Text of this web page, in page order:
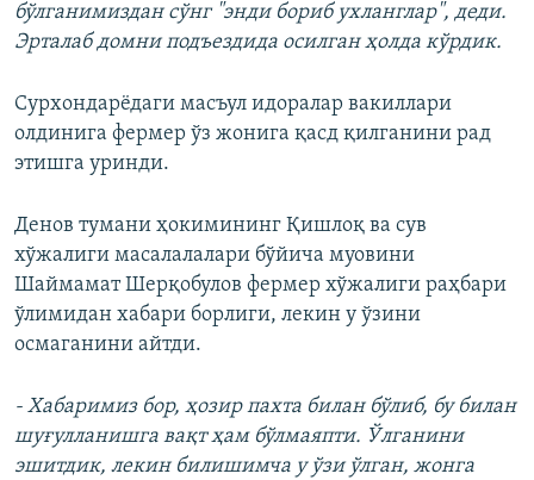
бўлганимиздан сўнг "энди бориб ухланглар", деди.
Эрталаб домни подъездида осилган ҳолда кўрдик.
Сурхондарёдаги масъул идоралар вакиллари
олдинига фермер ўз жонига қасд қилганини рад
этишга уринди.
Денов тумани ҳокимининг Қишлоқ ва сув
хўжалиги масалалалари бўйича муовини
Шаймамат Шерқобулов фермер хўжалиги раҳбари
ўлимидан хабари борлиги, лекин у ўзини
осмаганини айтди.
- Хабаримиз бор, ҳозир пахта билан бўлиб, бу билан
шуғулланишга вақт ҳам бўлмаяпти. Ўлганини
эшитдик, лекин билишимча у ўзи ўлган, жонга